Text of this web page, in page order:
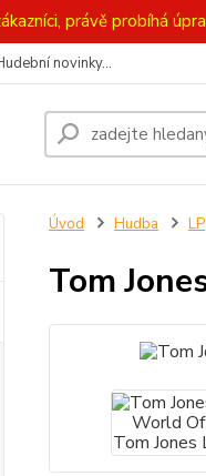
právě probíhá
novinky...
Úvod Hudba LP
Tom